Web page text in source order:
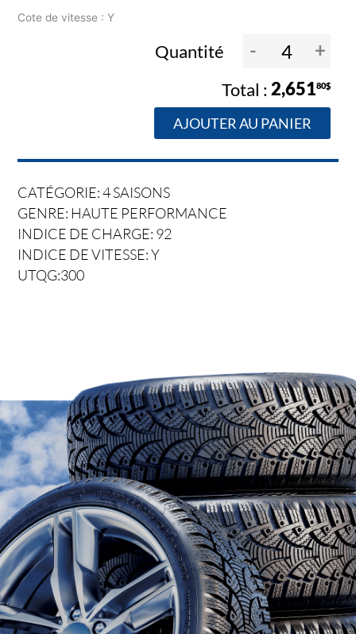
Cote de vitesse : Y
Quantité - +
2,65180$
AJOUTER AU PANIER
CATÉGORIE: 4 SAISONS
GENRE: HAUTE PERFORMANCE
INDICE DE CHARGE: 92
INDICE DE VITESSE: Y
UTQG:300